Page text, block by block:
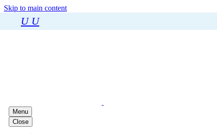
Skip to main content
U U
Menu
Close